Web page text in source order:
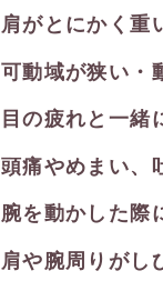
肩がとにかく重
可動域が狭い・
目の疲れと一緒
頭痛やめまい、
腕を動かした際
肩や腕周りがし